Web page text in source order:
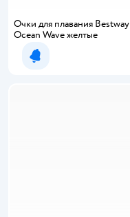
Очки для плавания Bestway
Ocean Wave желтые
Уведомить о появлении